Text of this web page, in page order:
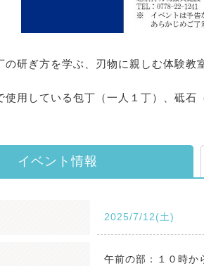
の研ぎ方を学ぶ、刃物に親しむ体験教
用している包丁（一人１丁）、砥石
イベント情報
2025/7/12(土)
午前の部：１０時か